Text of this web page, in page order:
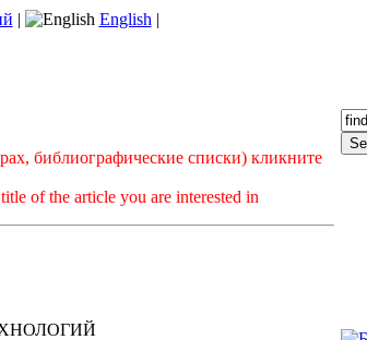
| English |
библиографические списки) кликните
of the article you are interested in